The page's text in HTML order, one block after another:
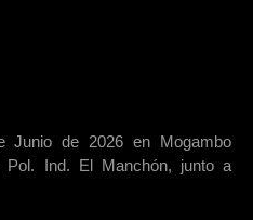
de 2026 en Mogambo
Pol. Ind. El Manchón, junto a